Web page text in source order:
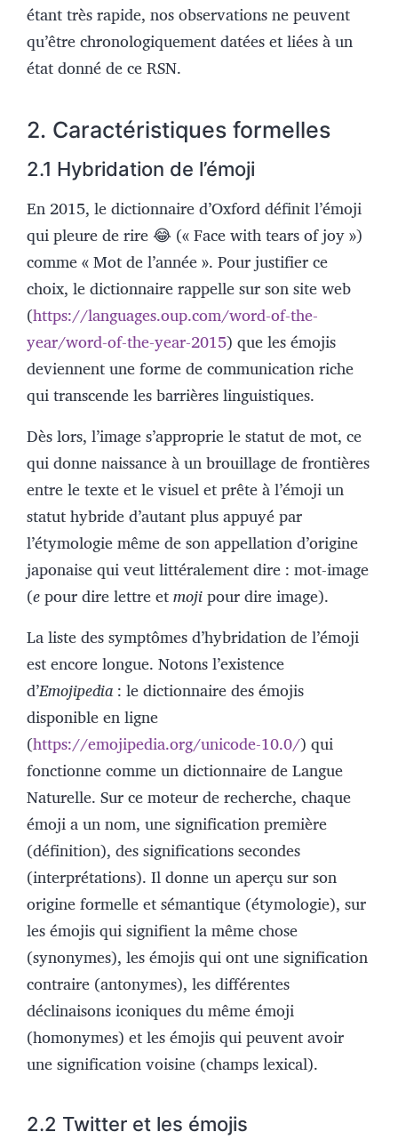
étant très rapide, nos observations ne peuvent
qu’être chronologiquement datées et liées à un
état donné de ce RSN.
2. Caractéristiques formelles
2.1 Hybridation de l’émoji
En 2015, le dictionnaire d’Oxford définit l’émoji
qui pleure de rire 😂 (« Face with tears of joy»)
comme « Mot de l’année ». Pour justifier ce
choix, le dictionnaire rappelle sur son site web
(https://languages.oup.com/word-of-the-
year/word-of-the-year-2015) que les émojis
deviennent une forme de communication riche
qui transcende les barrières linguistiques.
Dès lors, l’image s’approprie le statut de mot, ce
qui donne naissance à un brouillage de frontières
entre le texte et le visuel et prête à l’émoji un
statut hybride d’autant plus appuyé par
l’étymologie même de son appellation d’origine
japonaise qui veut littéralement dire : mot-image
(epour dire lettre etmojipour dire image).
La liste des symptômes d’hybridation de l’émoji
est encore longue. Notons l’existence
d’Emojipedia: le dictionnaire des émojis
disponible en ligne
(https://emojipedia.org/unicode-10.0/) qui
fonctionne comme un dictionnaire de Langue
Naturelle. Sur ce moteur de recherche, chaque
émoji a un nom, une signification première
(définition), des significations secondes
(interprétations). Il donne un aperçu sur son
origine formelle et sémantique (étymologie), sur
les émojis qui signifient la même chose
(synonymes), les émojis qui ont une signification
contraire (antonymes), les différentes
déclinaisons iconiques du mêmeémoji
(homonymes) et les émojis qui peuvent avoir
une signification voisine (champs lexical).
2.2 Twitter et les émojis